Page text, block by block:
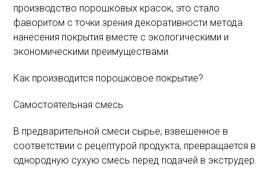
производство порошковых красок, это стало
фаворитом с точки зрения декоративности метода
нанесения покрытия вместе с экологическими и
экономическими преимуществами.
Как производится порошковое покрытие?
Самостоятельная смесь
В предварительной смеси сырье, взвешенное в
соответствии с рецептурой продукта, превращается в
однородную сухую смесь перед подачей в экструдер.